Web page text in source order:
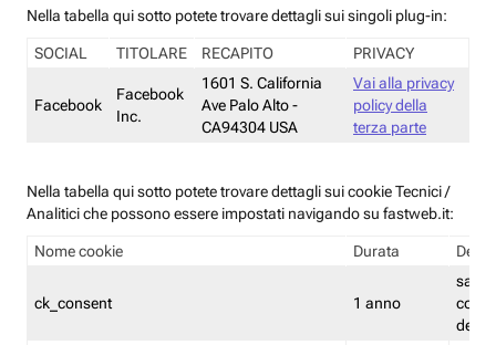
Nella tabella qui sotto potete trovare dettagli sui singoli plug-in:
SOCIAL TITOLARE RECAPITO PRIVACY
Facebook
Facebook
Inc.
1601 S. California
Ave Palo Alto -
CA94304 USA
Vai alla privacy
policy della
terza parte
Nella tabella qui sotto potete trovare dettagli sui cookie Tecnici /
Analitici che possono essere impostati navigando su fastweb.it:
Nome cookie Durata
ck_consent 1 anno
salva
dei